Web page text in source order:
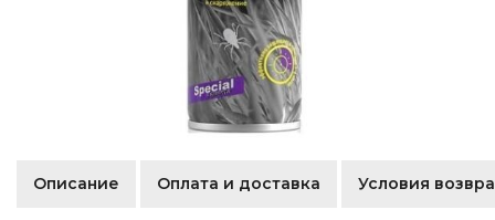
Описание Оплата и доставка Условия